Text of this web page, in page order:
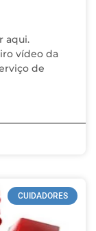
aqui.
vídeo da
de
CUIDADORES